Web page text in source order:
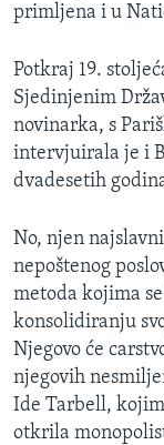
primljena i u
Potkraj 19.
Sjedinjenim
novinarka, s
intervjuirala je i
dvadesetih
No, njen
nepoštenog
metoda kojima
konsolidiranju
Njegovo će
njegovih
Ide Tarbell,
otkrila